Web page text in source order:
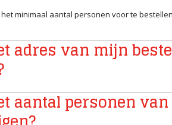
minimaal aantal personen voor te
adres van mijn
aantal personen